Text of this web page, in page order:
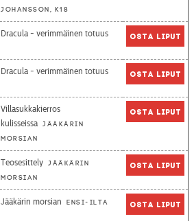
Johansson, K18
Dracula - verimmäinen totuus Osta liput
Dracula - verimmäinen totuus Osta liput
Villasukkakierros
kulisseissa Jääkärin
morsian
Osta liput
Teosesittely Jääkärin
morsian
Osta liput
Jääkärin morsian Ensi-ilta Osta liput